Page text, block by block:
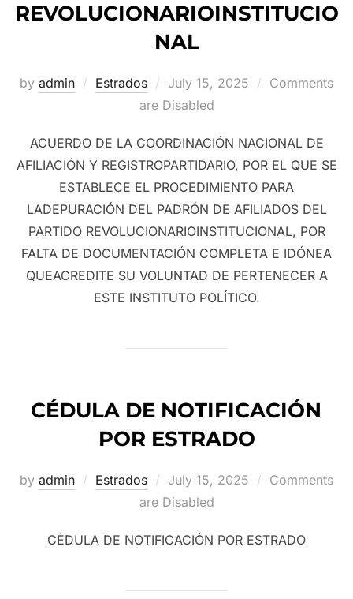
REVOLUCIONARIOINSTITUCIO
NAL
by admin Estrados
Posted
on
July 15, 2025
Comments
are Disabled
ACUERDO DE LA COORDINACIÓN NACIONAL DE
AFILIACIÓN Y REGISTROPARTIDARIO, POR EL QUE SE
ESTABLECE EL PROCEDIMIENTO PARA
LADEPURACIÓN DEL PADRÓN DE AFILIADOS DEL
PARTIDO REVOLUCIONARIOINSTITUCIONAL, POR
FALTA DE DOCUMENTACIÓN COMPLETA E IDÓNEA
QUEACREDITE SU VOLUNTAD DE PERTENECER A
ESTE INSTITUTO POLÍTICO.
CÉDULA DE NOTIFICACIÓN
POR ESTRADO
by admin Estrados
Posted
on
July 15, 2025
Comments
are Disabled
CÉDULA DE NOTIFICACIÓN POR ESTRADO